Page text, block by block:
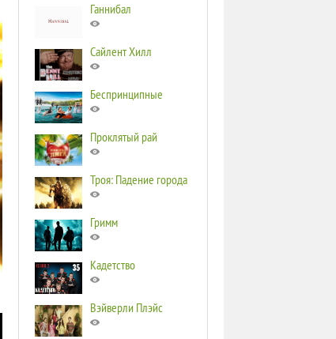
Ганнибал
Сайлент Хилл
Беспринципные
Проклятый рай
Троя: Падение города
Гримм
Кадетство
Вэйверли Плэйс